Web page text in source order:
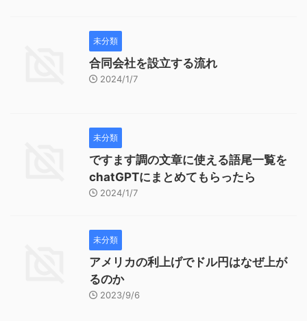
未分類
合同会社を設立する流れ
2024/1/7
未分類
ですます調の文章に使える語尾一覧を
chatGPTにまとめてもらったら
2024/1/7
未分類
アメリカの利上げでドル円はなぜ上が
るのか
2023/9/6